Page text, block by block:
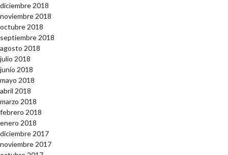
diciembre 2018
noviembre 2018
octubre 2018
septiembre 2018
agosto 2018
julio 2018
junio 2018
mayo 2018
abril 2018
marzo 2018
febrero 2018
enero 2018
diciembre 2017
noviembre 2017